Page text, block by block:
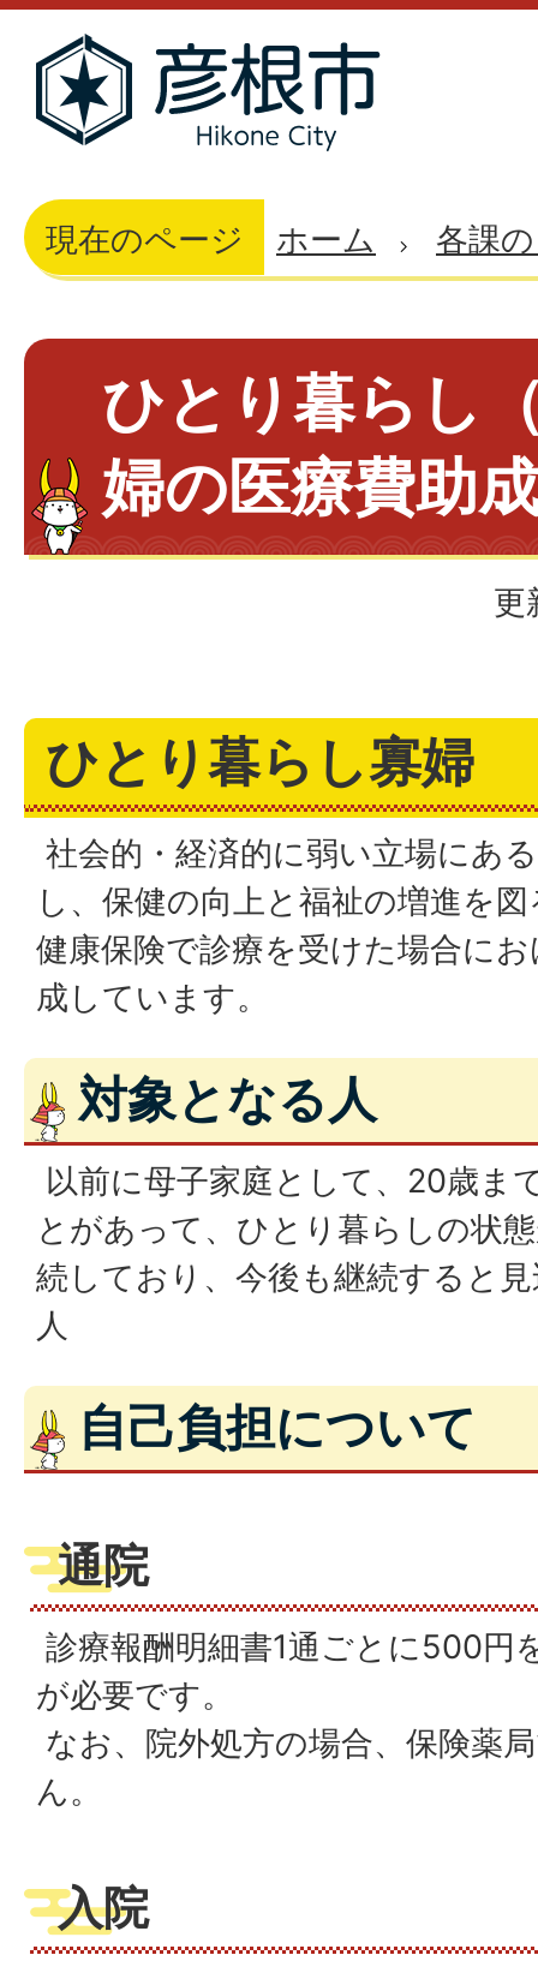
現在のページ ホーム 各課
ひとり暮らし
婦の医療費助
更
ひとり暮らし寡婦
社会的・経済的に弱い立場にあ
し、保健の向上と福祉の増進を
健康保険で診療を受けた場合に
成しています。
対象となる人
以前に母子家庭として、20歳ま
とがあって、ひとり暮らしの状
続しており、今後も継続すると
人
自己負担について
通院
診療報酬明細書1通ごとに500円
が必要です。
なお、院外処方の場合、保険薬
ん。
入院